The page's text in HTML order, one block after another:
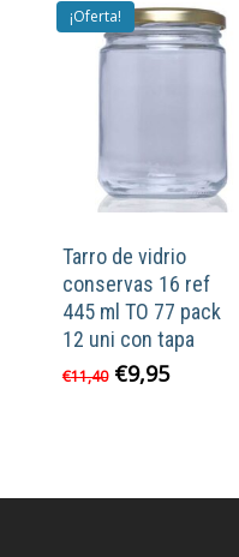
€19,95.€16,00.
¡Oferta!
Tarro de vidrio
conservas 16 ref
445 ml TO 77 pack
12 uni con tapa
€11,40 El
€9,95El